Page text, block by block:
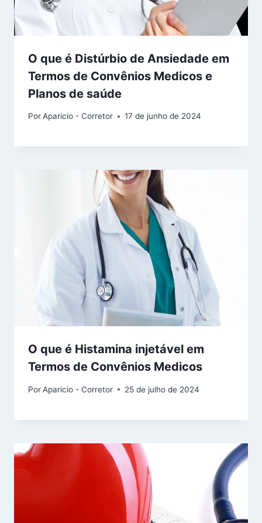
O que é Distúrbio de Ansiedade em
Termos de Convênios Medicos e
Planos de saúde
PorAparicio - Corretor 17 de junho de 2024
O que é Histamina injetável em
Termos de Convênios Medicos
PorAparicio - Corretor 25 de julho de 2024